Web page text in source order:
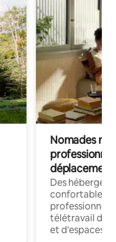
Nomades
déplacement
Des
confortables
professionnels
télétravail
et d'espaces